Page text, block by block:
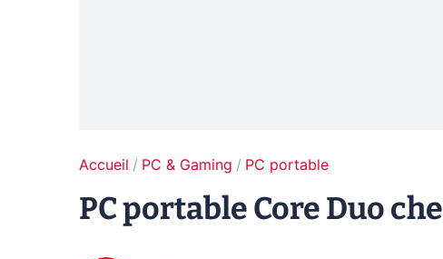
Accueil PC & Gaming PC portable
PC portable Core Duo